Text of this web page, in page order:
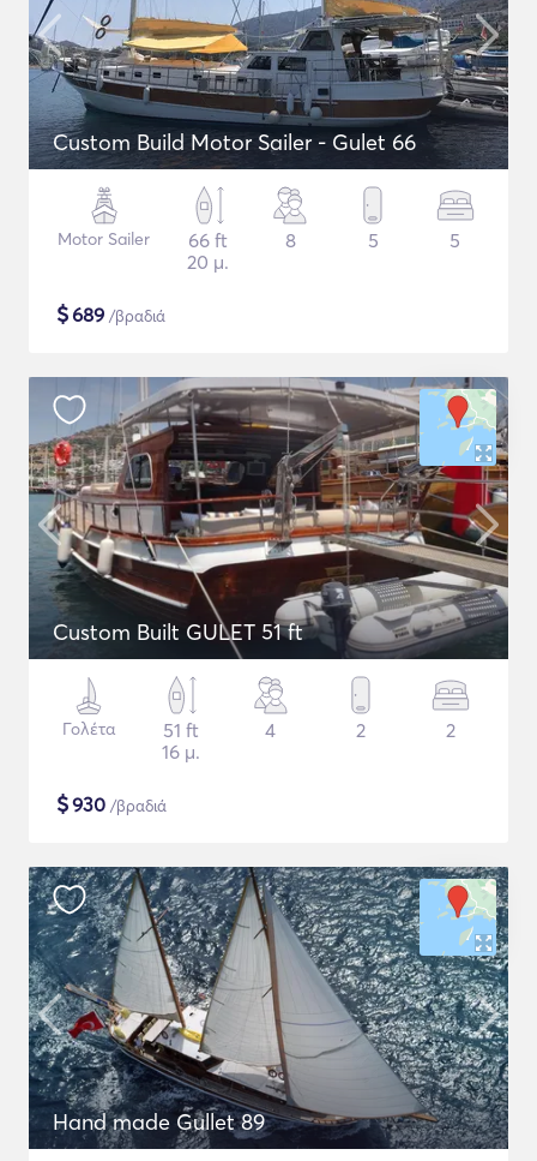
Custom Build Motor Sailer - Gulet 66
Motor Sailer
66 ft
20 μ.
8 5 5
$689 /βραδιά
Custom Built GULET 51 ft
Γολέτα
51 ft
16 μ.
4 2 2
$930 /βραδιά
Hand made Gullet 89